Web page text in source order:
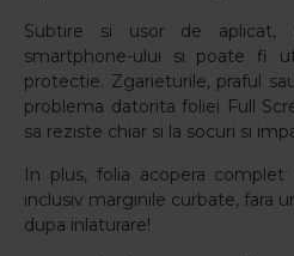
Subtire si usor de aplicat,
smartphone-ului si poate fi
protectie. Zgarieturile, praful
problema datorita foliei Full
sa reziste chiar si la socuri si
In plus, folia acopera complet
inclusiv marginile curbate, fara
dupa inlaturare!